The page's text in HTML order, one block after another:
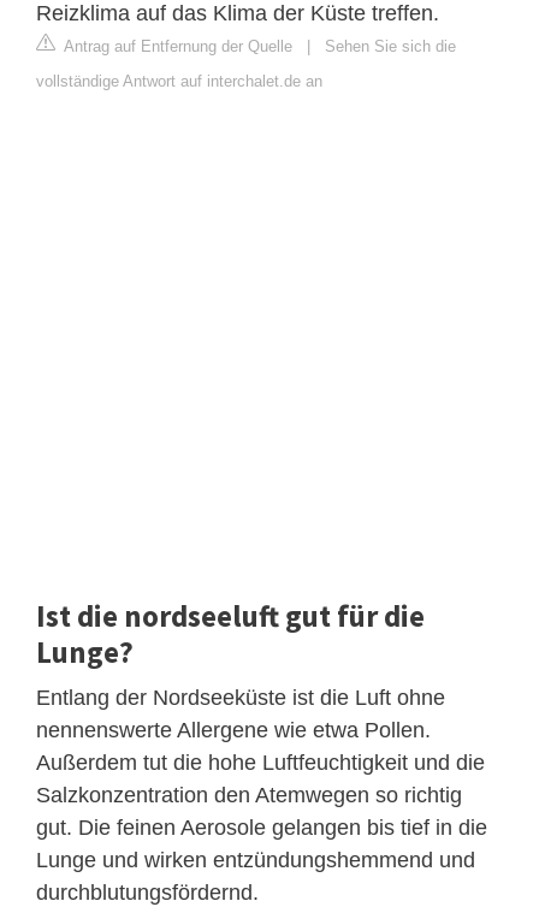
Reizklima auf das Klima der Küste treffen.
Antrag auf Entfernung der Quelle
Sehen Sie sich die
vollständige Antwort auf interchalet.de an
Ist die nordseeluft gut für die
Lunge?
Entlang der Nordseeküste ist die Luft ohne
nennenswerte Allergene wie etwa Pollen.
Außerdem tut die hohe Luftfeuchtigkeit und die
Salzkonzentration den Atemwegen so richtig
gut. Die feinen Aerosole gelangen bis tief in die
Lunge und wirken entzündungshemmend und
durchblutungsfördernd.